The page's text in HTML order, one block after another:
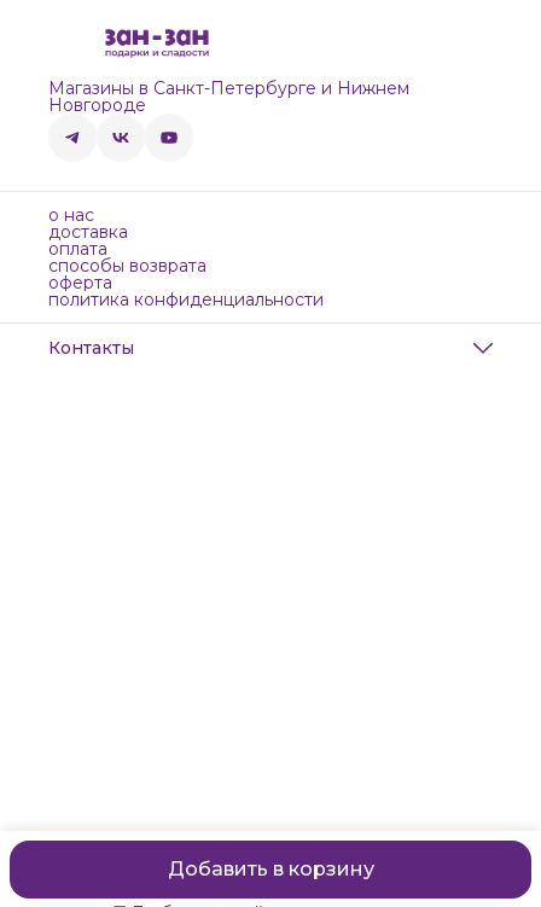
Добавить в корзину
Магазины в Санкт-Петербурге и Нижнем
Новгороде
о нас
доставка
оплата
способы возврата
оферта
политика конфиденциальности
Контакты